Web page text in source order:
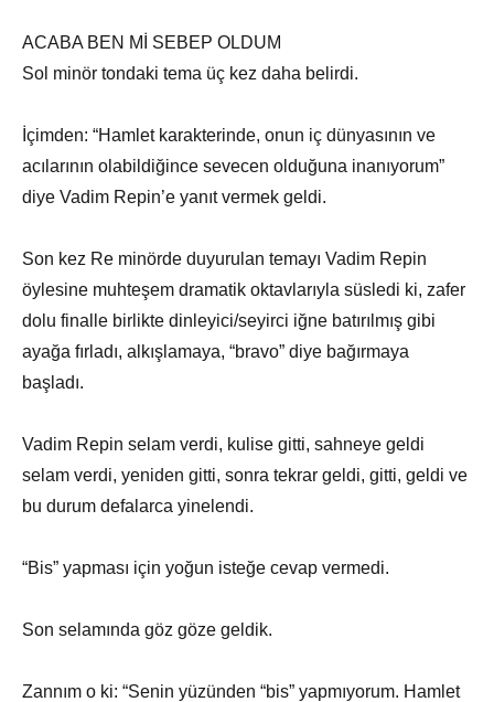
ACABA BEN Mİ SEBEP OLDUM
Sol minör tondaki tema üç kez daha belirdi.
İçimden: “Hamlet karakterinde, onun iç dünyasının ve
acılarının olabildiğince sevecen olduğuna inanıyorum”
diye Vadim Repin’e yanıt vermek geldi.
Son kez Re minörde duyurulan temayı Vadim Repin
öylesine muhteşem dramatik oktavlarıyla süsledi ki, zafer
dolu finalle birlikte dinleyici/seyirci iğne batırılmış gibi
ayağa fırladı, alkışlamaya, “bravo” diye bağırmaya
başladı.
Vadim Repin selam verdi, kulise gitti, sahneye geldi
selam verdi, yeniden gitti, sonra tekrar geldi, gitti, geldi ve
bu durum defalarca yinelendi.
“Bis” yapması için yoğun isteğe cevap vermedi.
Son selamında göz göze geldik.
Zannım o ki: “Senin yüzünden “bis” yapmıyorum. Hamlet